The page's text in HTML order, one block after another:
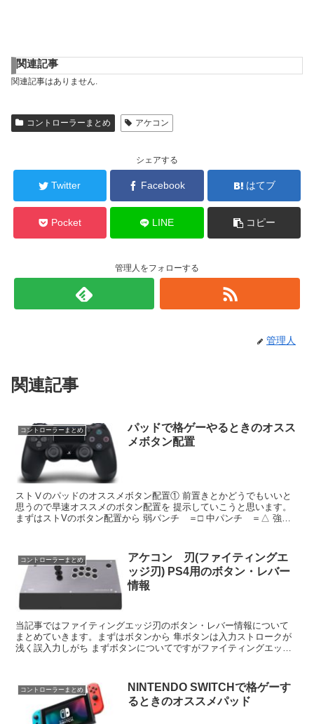
関連記事
関連記事はありません.
コントローラーまとめ アケコン
シェアする
Twitter Facebook はてブ
Pocket LINE コピー
管理人をフォローする
管理人
関連記事
コントローラーまとめ
パッドで格ゲーやるときのオスス
メボタン配置
ストⅤのパッドのオススメボタン配置① 前置きとかどうでもいいと
思うので早速オススメのボタン配置を 提示していこうと思います。
まずはストVのボタン配置から 弱パンチ ＝□ 中パンチ ＝△ 強パ
コントローラーまとめ
アケコン 刃(ファイティングエ
ッジ刃) PS4用のボタン・レバー
情報
当記事ではファイティングエッジ刃のボタン・レバー情報について
まとめていきます。まずはボタンから 隼ボタンは入力ストロークが
浅く誤入力しがち まずボタンについてですがファイティングエッジ
コントローラーまとめ
NINTENDO SWITCHで格ゲーす
るときのオススメパッド